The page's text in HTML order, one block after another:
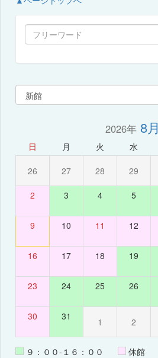
2026年8月
日 月 火 水
26 27 28 29
2 3 4 5
9 10 11 12
16 17 18 19
23 24 25 26
30 31 1 2
９：００-１６：００ 休館